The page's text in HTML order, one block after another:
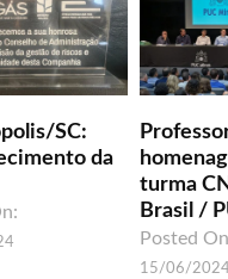
SC:
da
turma
Brasil /
Posted
15/06/2024